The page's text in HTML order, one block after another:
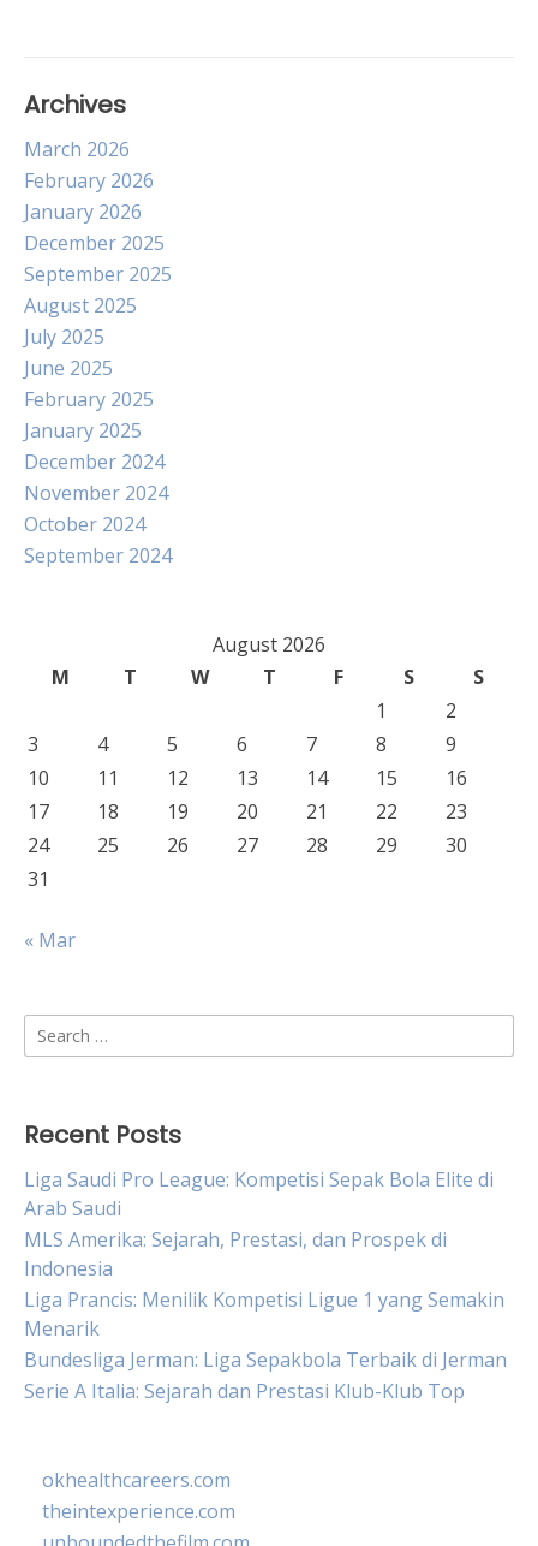
Archives
March 2026
February 2026
January 2026
December 2025
September 2025
August 2025
July 2025
June 2025
February 2025
January 2025
December 2024
November 2024
October 2024
September 2024
August 2026
M
T W T F S
S
1
2
3
4 5 6 7 8
9
10
11 12 13 14 15
16
17
18 19 20 21 22
23
24
25 26 27 28 29
30
31
« Mar
Search
for:
Recent Posts
Liga Saudi Pro League: Kompetisi Sepak Bola Elite di
Arab Saudi
MLS Amerika: Sejarah, Prestasi, dan Prospek di
Indonesia
Liga Prancis: Menilik Kompetisi Ligue 1 yang Semakin
Menarik
Bundesliga Jerman: Liga Sepakbola Terbaik di Jerman
Serie A Italia: Sejarah dan Prestasi Klub-Klub Top
okhealthcareers.com
theintexperience.com